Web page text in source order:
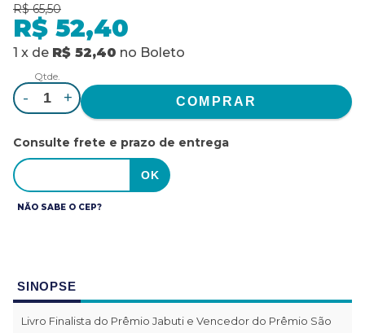
R$ 65,50
R$ 52,40
1 x de R$ 52,40 no Boleto
Qtde.
- +
Consulte frete e prazo de entrega
NÃO SABE O CEP?
SINOPSE
Livro Finalista do Prêmio Jabuti e Vencedor do Prêmio São